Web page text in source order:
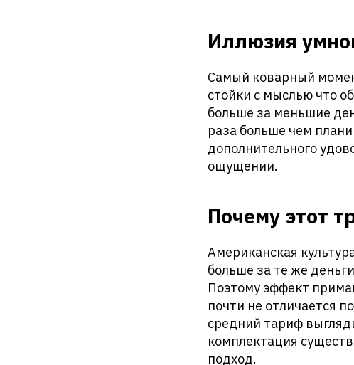
Иллюзия
Самый коварный
стойки с мыслью что
больше за меньшие
раза больше чем
дополнительного
ощущении.
Почему этот
Американская
больше за те же
Поэтому эффект
почти не отличается
средний тариф
комплектация
подход.